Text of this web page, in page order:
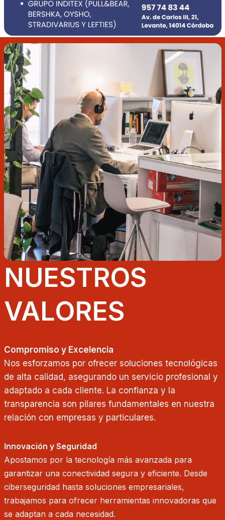
NUESTROS
VALORES
Compromiso y Excelencia
Nos esforzamos por ofrecer soluciones tecnológicas
de alta calidad, asegurando un servicio profesional y
adaptado a cada cliente. La confianza y la
transparencia son pilares fundamentales en nuestra
relación con empresas y particulares.
Innovación y Seguridad
Apostamos por la tecnología más avanzada para
garantizar una conectividad segura y eficiente. Desde
ciberseguridad hasta soluciones empresariales,
trabajamos para ofrecer herramientas innovadoras que
se adaptan a cada necesidad.